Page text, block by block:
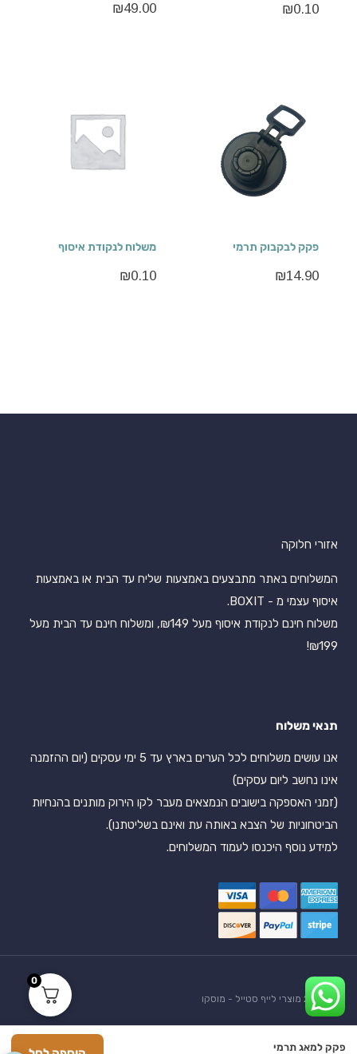
₪0.10
₪49.00
פקק לבקבוק תרמי
₪14.90
משלוח לנקודת איסוף
₪0.10
אזורי חלוקה
המשלוחים באתר מתבצעים באמצעות שליח עד הבית או באמצעות
איסוף עצמי מ - BOXIT.
משלוח חינם לנקודת איסוף מעל ₪149, ומשלוח חינם עד הבית מעל
₪199!
תנאי משלוח
אנו עושים משלוחים לכל הערים בארץ עד 5 ימי עסקים (יום ההזמנה
אינו נחשב ליום עסקים)
(זמני האספקה בישובים הנמצאים מעבר לקו הירוק מותנים בהנחיות
הביטחוניות של הצבא באותה עת ואינם בשליטתנו).
למידע נוסף היכנסו לעמוד המשלוחים.
© 2026 מוצרי לייף סטייל - מוסקו
מדיניות פרטיות ותקנון|הצהרת נגישות
פקק למאג תרמי
0